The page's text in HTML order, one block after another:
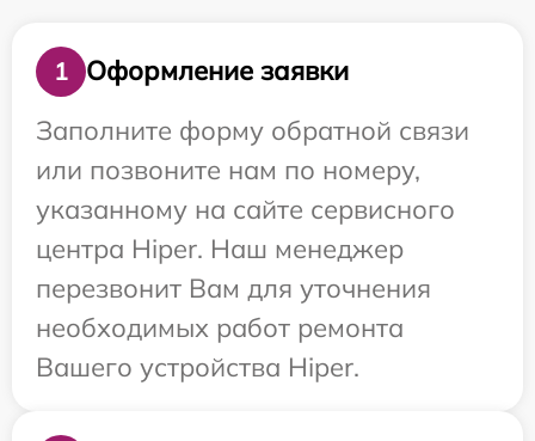
1
Оформление заявки
Заполните форму обратной связи
или позвоните нам по номеру,
указанному на сайте сервисного
центра Hiper. Наш менеджер
перезвонит Вам для уточнения
необходимых работ ремонта
Вашего устройства Hiper.